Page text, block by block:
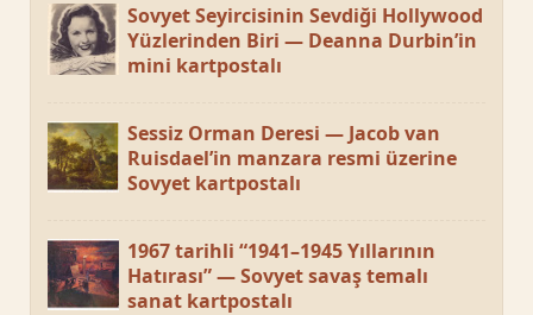
Sovyet Seyircisinin Sevdiği Hollywood
Yüzlerinden Biri — Deanna Durbin’in
mini kartpostalı
Sessiz Orman Deresi — Jacob van
Ruisdael’in manzara resmi üzerine
Sovyet kartpostalı
1967 tarihli “1941–1945 Yıllarının
Hatırası” — Sovyet savaş temalı
sanat kartpostalı